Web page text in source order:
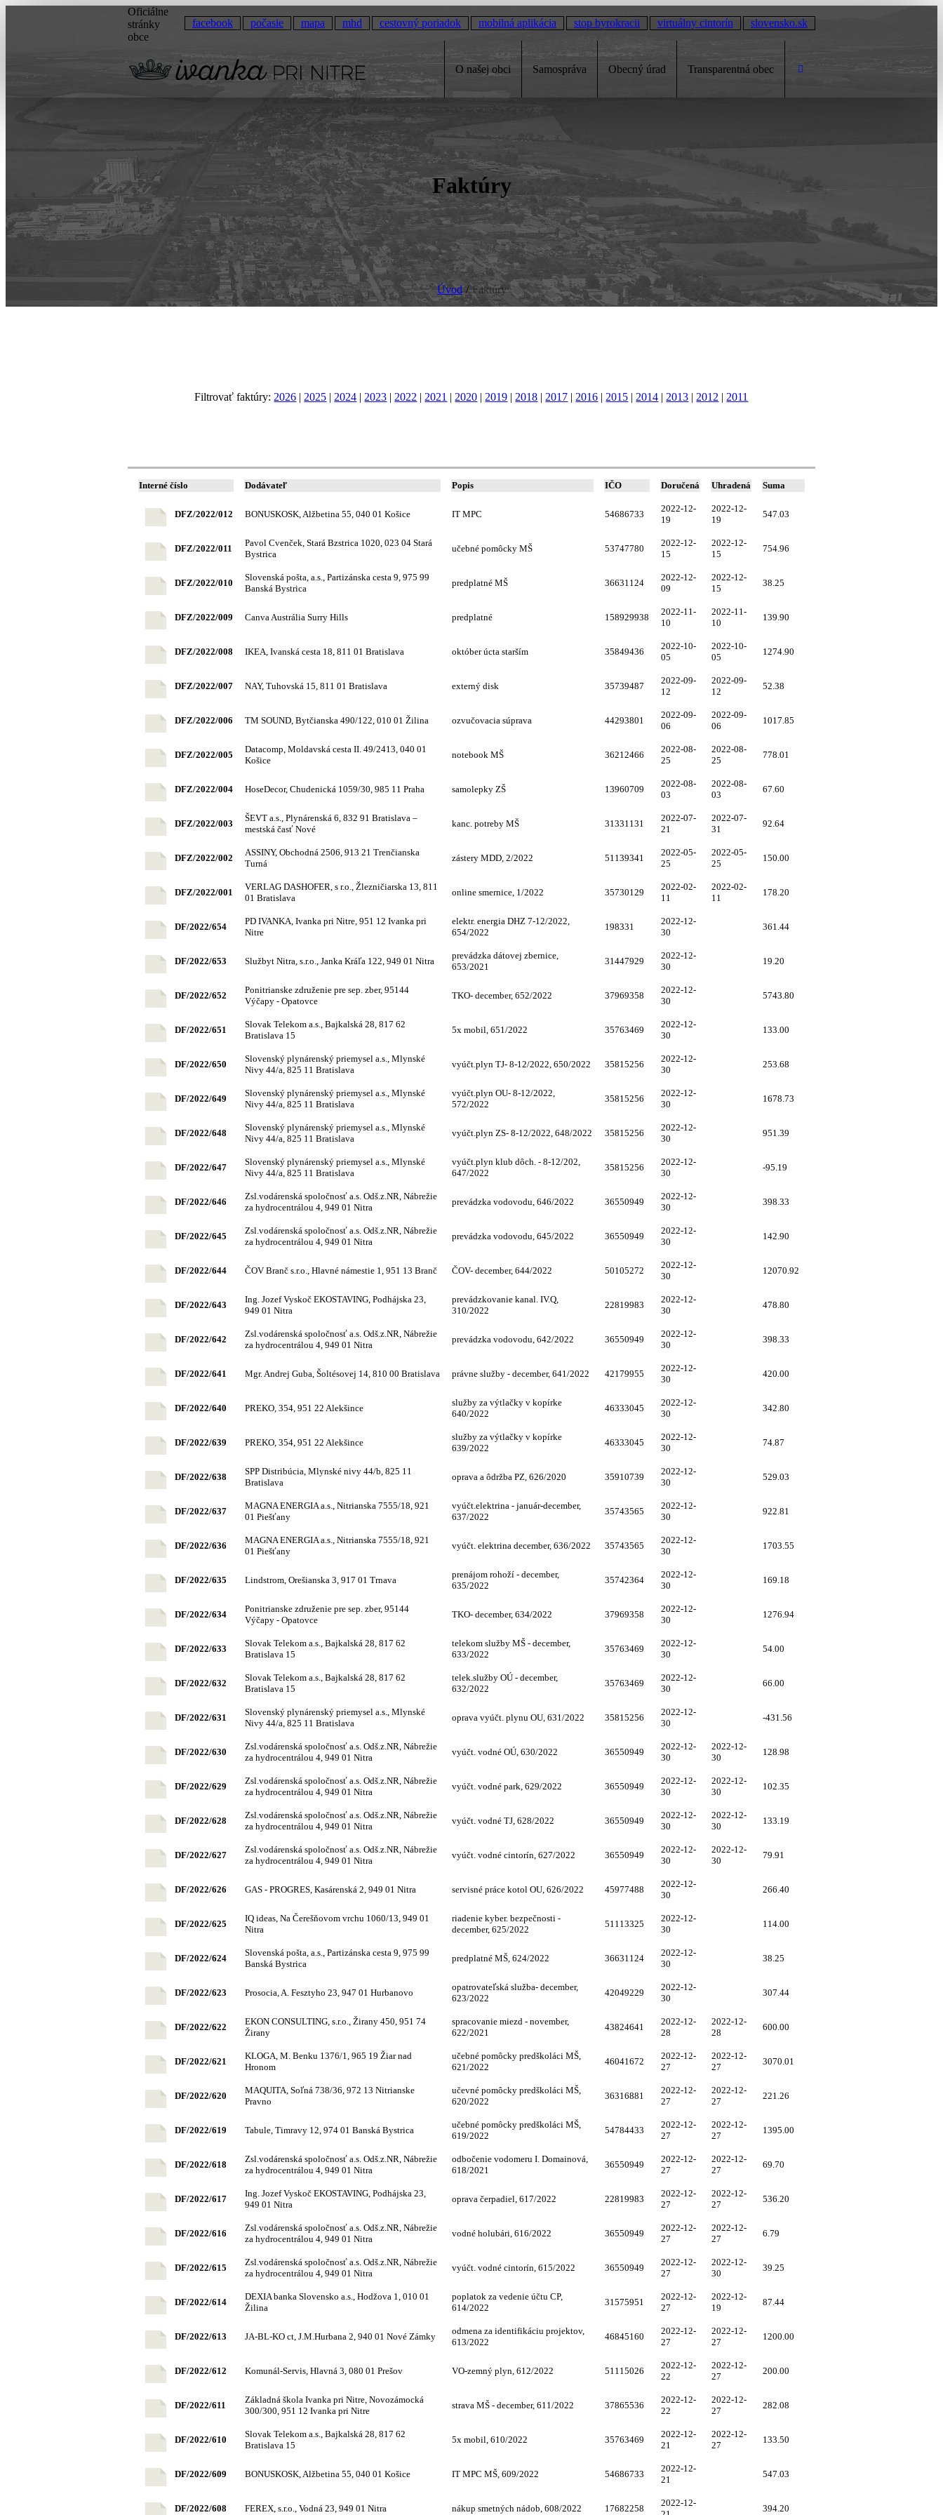
facebook počasie mapa mhd cestovný poriadok mobilná aplikácia stop byrokracii virtuálny cintorín slovensko.sk
Oficiálne
stránky
obce
pri Nitre
O našej obci Samospráva Obecný úrad Transparentná obec
Faktúry
Úvod /Faktúry
Filtrovať faktúry: 2026 | 2025 | 2024 | 2023 | 2022 | 2021 | 2020 | 2019 | 2018 | 2017 | 2016 | 2015 | 2014 | 2013 | 2012 | 2011
Interné číslo Dodávateľ Popis IČO Doručená Uhradená Suma
DFZ/2022/012 BONUSKOSK, Alžbetina 55, 040 01 Košice IT MPC 54686733
2022-12-
19
2022-12-
19
547.03
DFZ/2022/011
Pavol Cvenček, Stará Bzstrica 1020, 023 04 Stará
Bystrica
učebné pomôcky MŠ 53747780
2022-12-
15
2022-12-
15
754.96
DFZ/2022/010
Slovenská pošta, a.s., Partizánska cesta 9, 975 99
Banská Bystrica
predplatné MŠ 36631124
2022-12-
09
2022-12-
15
38.25
DFZ/2022/009 Canva Austrália Surry Hills predplatné 158929938
2022-11-
10
2022-11-
10
139.90
DFZ/2022/008 IKEA, Ivanská cesta 18, 811 01 Bratislava október úcta starším 35849436
2022-10-
05
2022-10-
05
1274.90
DFZ/2022/007 NAY, Tuhovská 15, 811 01 Bratislava externý disk 35739487
2022-09-
12
2022-09-
12
52.38
DFZ/2022/006 TM SOUND, Bytčianska 490/122, 010 01 Žilina ozvučovacia súprava 44293801
2022-09-
06
2022-09-
06
1017.85
DFZ/2022/005
Datacomp, Moldavská cesta II. 49/2413, 040 01
Košice
notebook MŠ 36212466
2022-08-
25
2022-08-
25
778.01
DFZ/2022/004 HoseDecor, Chudenická 1059/30, 985 11 Praha samolepky ZŠ 13960709
2022-08-
03
2022-08-
03
67.60
DFZ/2022/003
ŠEVT a.s., Plynárenská 6, 832 91 Bratislava –
mestská časť Nové
kanc. potreby MŠ 31331131
2022-07-
21
2022-07-
31
92.64
DFZ/2022/002
ASSINY, Obchodná 2506, 913 21 Trenčianska
Turná
zástery MDD, 2/2022 51139341
2022-05-
25
2022-05-
25
150.00
DFZ/2022/001
VERLAG DASHOFER, s r.o., Žlezničiarska 13, 811
01 Bratislava
online smernice, 1/2022 35730129
2022-02-
11
2022-02-
11
178.20
DF/2022/654
PD IVANKA, Ivanka pri Nitre, 951 12 Ivanka pri
Nitre
elektr. energia DHZ 7-12/2022,
654/2022
198331
2022-12-
30
361.44
DF/2022/653 Službyt Nitra, s.r.o., Janka Kráľa 122, 949 01 Nitra
prevádzka dátovej zbernice,
653/2021
31447929
2022-12-
30
19.20
DF/2022/652
Ponitrianske združenie pre sep. zber, 95144
Výčapy - Opatovce
TKO- december, 652/2022 37969358
2022-12-
30
5743.80
DF/2022/651
Slovak Telekom a.s., Bajkalská 28, 817 62
Bratislava 15
5x mobil, 651/2022 35763469
2022-12-
30
133.00
DF/2022/650
Slovenský plynárenský priemysel a.s., Mlynské
Nivy 44/a, 825 11 Bratislava
vyúčt.plyn TJ- 8-12/2022, 650/2022 35815256
2022-12-
30
253.68
DF/2022/649
Slovenský plynárenský priemysel a.s., Mlynské
Nivy 44/a, 825 11 Bratislava
vyúčt.plyn OU- 8-12/2022,
572/2022
35815256
2022-12-
30
1678.73
DF/2022/648
Slovenský plynárenský priemysel a.s., Mlynské
Nivy 44/a, 825 11 Bratislava
vyúčt.plyn ZS- 8-12/2022, 648/2022 35815256
2022-12-
30
951.39
DF/2022/647
Slovenský plynárenský priemysel a.s., Mlynské
Nivy 44/a, 825 11 Bratislava
vyúčt.plyn klub dôch. - 8-12/202,
647/2022
35815256
2022-12-
30
-95.19
DF/2022/646
Zsl.vodárenská spoločnosť a.s. Odš.z.NR, Nábrežie
za hydrocentrálou 4, 949 01 Nitra
prevádzka vodovodu, 646/2022 36550949
2022-12-
30
398.33
DF/2022/645
Zsl.vodárenská spoločnosť a.s. Odš.z.NR, Nábrežie
za hydrocentrálou 4, 949 01 Nitra
prevádzka vodovodu, 645/2022 36550949
2022-12-
30
142.90
DF/2022/644 ČOV Branč s.r.o., Hlavné námestie 1, 951 13 Branč ČOV- december, 644/2022 50105272
2022-12-
30
12070.92
DF/2022/643
Ing. Jozef Vyskoč EKOSTAVING, Podhájska 23,
949 01 Nitra
prevádzkovanie kanal. IV.Q,
310/2022
22819983
2022-12-
30
478.80
DF/2022/642
Zsl.vodárenská spoločnosť a.s. Odš.z.NR, Nábrežie
za hydrocentrálou 4, 949 01 Nitra
prevádzka vodovodu, 642/2022 36550949
2022-12-
30
398.33
DF/2022/641 Mgr. Andrej Guba, Šoltésovej 14, 810 00 Bratislava právne služby - december, 641/2022 42179955
2022-12-
30
420.00
DF/2022/640 PREKO, 354, 951 22 Alekšince
služby za výtlačky v kopírke
640/2022
46333045
2022-12-
30
342.80
DF/2022/639 PREKO, 354, 951 22 Alekšince
služby za výtlačky v kopírke
639/2022
46333045
2022-12-
30
74.87
DF/2022/638
SPP Distribúcia, Mlynské nivy 44/b, 825 11
Bratislava
oprava a ôdržba PZ, 626/2020 35910739
2022-12-
30
529.03
DF/2022/637
MAGNA ENERGIA a.s., Nitrianska 7555/18, 921
01 Piešťany
vyúčt.elektrina - január-december,
637/2022
35743565
2022-12-
30
922.81
DF/2022/636
MAGNA ENERGIA a.s., Nitrianska 7555/18, 921
01 Piešťany
vyúčt. elektrina december, 636/2022 35743565
2022-12-
30
1703.55
DF/2022/635 Lindstrom, Orešianska 3, 917 01 Trnava
prenájom rohoží - december,
635/2022
35742364
2022-12-
30
169.18
DF/2022/634
Ponitrianske združenie pre sep. zber, 95144
Výčapy - Opatovce
TKO- december, 634/2022 37969358
2022-12-
30
1276.94
DF/2022/633
Slovak Telekom a.s., Bajkalská 28, 817 62
Bratislava 15
telekom služby MŠ - december,
633/2022
35763469
2022-12-
30
54.00
DF/2022/632
Slovak Telekom a.s., Bajkalská 28, 817 62
Bratislava 15
telek.služby OÚ - december,
632/2022
35763469
2022-12-
30
66.00
DF/2022/631
Slovenský plynárenský priemysel a.s., Mlynské
Nivy 44/a, 825 11 Bratislava
oprava vyúčt. plynu OU, 631/2022 35815256
2022-12-
30
-431.56
DF/2022/630
Zsl.vodárenská spoločnosť a.s. Odš.z.NR, Nábrežie
za hydrocentrálou 4, 949 01 Nitra
vyúčt. vodné OÚ, 630/2022 36550949
2022-12-
30
2022-12-
30
128.98
DF/2022/629
Zsl.vodárenská spoločnosť a.s. Odš.z.NR, Nábrežie
za hydrocentrálou 4, 949 01 Nitra
vyúčt. vodné park, 629/2022 36550949
2022-12-
30
2022-12-
30
102.35
DF/2022/628
Zsl.vodárenská spoločnosť a.s. Odš.z.NR, Nábrežie
za hydrocentrálou 4, 949 01 Nitra
vyúčt. vodné TJ, 628/2022 36550949
2022-12-
30
2022-12-
30
133.19
DF/2022/627
Zsl.vodárenská spoločnosť a.s. Odš.z.NR, Nábrežie
za hydrocentrálou 4, 949 01 Nitra
vyúčt. vodné cintorín, 627/2022 36550949
2022-12-
30
2022-12-
30
79.91
DF/2022/626 GAS - PROGRES, Kasárenská 2, 949 01 Nitra servisné práce kotol OU, 626/2022 45977488
2022-12-
30
266.40
DF/2022/625
IQ ideas, Na Čerešňovom vrchu 1060/13, 949 01
Nitra
riadenie kyber. bezpečnosti -
december, 625/2022
51113325
2022-12-
30
114.00
DF/2022/624
Slovenská pošta, a.s., Partizánska cesta 9, 975 99
Banská Bystrica
predplatné MŠ, 624/2022 36631124
2022-12-
30
38.25
DF/2022/623 Prosocia, A. Fesztyho 23, 947 01 Hurbanovo
opatrovateľská služba- december,
623/2022
42049229
2022-12-
30
307.44
DF/2022/622
EKON CONSULTING, s.r.o., Žirany 450, 951 74
Žirany
spracovanie miezd - november,
622/2021
43824641
2022-12-
28
2022-12-
28
600.00
DF/2022/621
KLOGA, M. Benku 1376/1, 965 19 Žiar nad
Hronom
učebné pomôcky predškoláci MŠ,
621/2022
46041672
2022-12-
27
2022-12-
27
3070.01
DF/2022/620
MAQUITA, Soľná 738/36, 972 13 Nitrianske
Pravno
učevné pomôcky predškoláci MŠ,
620/2022
36316881
2022-12-
27
2022-12-
27
221.26
DF/2022/619 Tabule, Timravy 12, 974 01 Banská Bystrica
učebné pomôcky predškoláci MŠ,
619/2022
54784433
2022-12-
27
2022-12-
27
1395.00
DF/2022/618
Zsl.vodárenská spoločnosť a.s. Odš.z.NR, Nábrežie
za hydrocentrálou 4, 949 01 Nitra
odbočenie vodomeru I. Domainová,
618/2021
36550949
2022-12-
27
2022-12-
27
69.70
DF/2022/617
Ing. Jozef Vyskoč EKOSTAVING, Podhájska 23,
949 01 Nitra
oprava čerpadiel, 617/2022 22819983
2022-12-
27
2022-12-
27
536.20
DF/2022/616
Zsl.vodárenská spoločnosť a.s. Odš.z.NR, Nábrežie
za hydrocentrálou 4, 949 01 Nitra
vodné holubári, 616/2022 36550949
2022-12-
27
2022-12-
27
6.79
DF/2022/615
Zsl.vodárenská spoločnosť a.s. Odš.z.NR, Nábrežie
za hydrocentrálou 4, 949 01 Nitra
vyúčt. vodné cintorín, 615/2022 36550949
2022-12-
27
2022-12-
30
39.25
DF/2022/614
DEXIA banka Slovensko a.s., Hodžova 1, 010 01
Žilina
poplatok za vedenie účtu CP,
614/2022
31575951
2022-12-
27
2022-12-
19
87.44
DF/2022/613 JA-BL-KO ct, J.M.Hurbana 2, 940 01 Nové Zámky
odmena za identifikáciu projektov,
613/2022
46845160
2022-12-
27
2022-12-
27
1200.00
DF/2022/612 Komunál-Servis, Hlavná 3, 080 01 Prešov VO-zemný plyn, 612/2022 51115026
2022-12-
22
2022-12-
27
200.00
DF/2022/611
Základná škola Ivanka pri Nitre, Novozámocká
300/300, 951 12 Ivanka pri Nitre
strava MŠ - december, 611/2022 37865536
2022-12-
22
2022-12-
27
282.08
DF/2022/610
Slovak Telekom a.s., Bajkalská 28, 817 62
Bratislava 15
5x mobil, 610/2022 35763469
2022-12-
21
2022-12-
27
133.50
DF/2022/609 BONUSKOSK, Alžbetina 55, 040 01 Košice IT MPC MŠ, 609/2022 54686733
2022-12-
21
547.03
DF/2022/608 FEREX, s.r.o., Vodná 23, 949 01 Nitra nákup smetných nádob, 608/2022 17682258
2022-12-
394.20